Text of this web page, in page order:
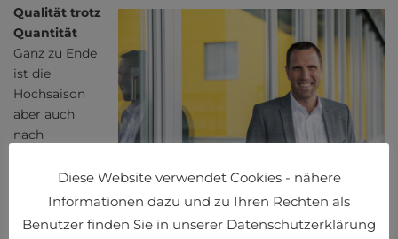
Franz Leitner
Qualität trotz
Quantität
Ganz zu Ende
ist die
Hochsaison
aber auch
nach
nicht. Das
Einlösen von
Gutscheinen
Diese Website verwendet Cookies - nähere
Informationen dazu und zu Ihren Rechten als
Benutzer finden Sie in unserer Datenschutzerklärung